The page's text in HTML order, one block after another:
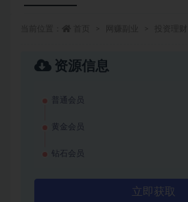
资源信息
普通会员
黄金会员
钻石会员
立即获取